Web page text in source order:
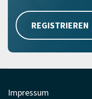
REGISTRIEREN
Impressum